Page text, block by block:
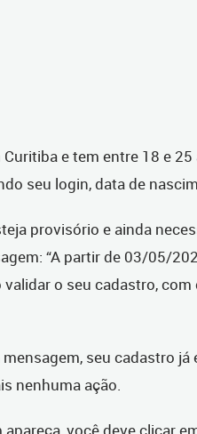
e tem entre 18 e
seu login, data de
provisório e ainda
“A partir de 03/05/
o seu cadastro,
seu cadastro
nenhuma ação.
você deve clicar em